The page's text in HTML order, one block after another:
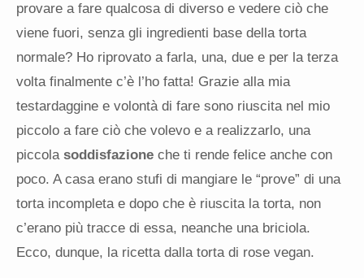
provare a fare qualcosa di diverso e vedere ciò che
viene fuori, senza gli ingredienti base della torta
normale? Ho riprovato a farla, una, due e per la terza
volta finalmente c’è l’ho fatta! Grazie alla mia
testardaggine e volontà di fare sono riuscita nel mio
piccolo a fare ciò che volevo e a realizzarlo, una
piccola soddisfazione che ti rende felice anche con
poco. A casa erano stufi di mangiare le “prove” di una
torta incompleta e dopo che è riuscita la torta, non
c’erano più tracce di essa, neanche una briciola.
Ecco, dunque, la ricetta dalla torta di rose vegan.